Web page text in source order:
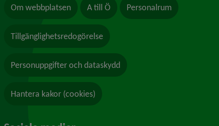
Om webbplatsen A till Ö Personalrum
Tillgänglighetsredogörelse
Personuppgifter och dataskydd
Hantera kakor (cookies)